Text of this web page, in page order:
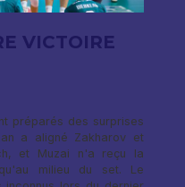
VICTOIRE
préparés des surprises
a aligné Zakharov et
et Muzai n'a reçu la
milieu du set. Le